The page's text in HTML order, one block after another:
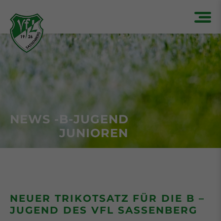
NEWS - B-JUGEND
JUNIOREN
NEUER TRIKOTSATZ FÜR DIE B –
JUGEND DES VFL SASSENBERG